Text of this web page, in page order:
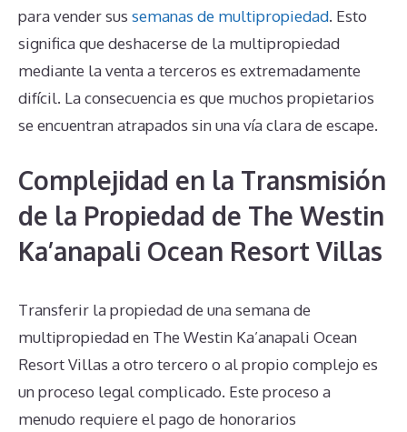
para vender sus semanas de multipropiedad. Esto
significa que deshacerse de la multipropiedad
mediante la venta a terceros es extremadamente
difícil. La consecuencia es que muchos propietarios
se encuentran atrapados sin una vía clara de escape.
Complejidad en la Transmisión
de la Propiedad de The Westin
Ka’anapali Ocean Resort Villas
Transferir la propiedad de una semana de
multipropiedad en The Westin Ka’anapali Ocean
Resort Villas a otro tercero o al propio complejo es
un proceso legal complicado. Este proceso a
menudo requiere el pago de honorarios